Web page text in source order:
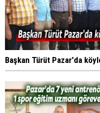
Başkan Türüt Pazar'da